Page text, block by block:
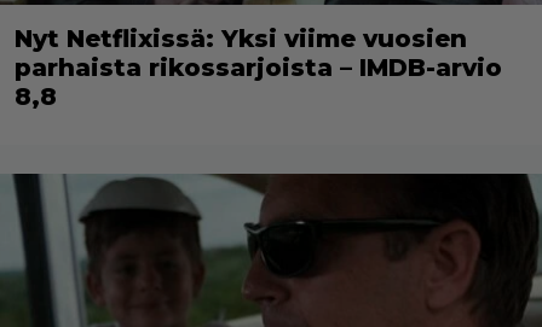
Nyt Netflixissä: Yksi viime vuosien
parhaista rikossarjoista – IMDB-arvio
8,8